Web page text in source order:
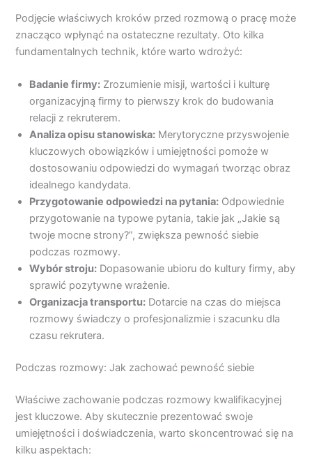
Podjęcie właściwych kroków przed rozmową o pracę może
znacząco wpłynąć na ostateczne rezultaty. Oto kilka
fundamentalnych technik, które warto wdrożyć:
Badanie firmy: Zrozumienie misji, wartości i kulturę
organizacyjną firmy to pierwszy krok do budowania
relacji z rekruterem.
Analiza opisu stanowiska: Merytoryczne przyswojenie
kluczowych obowiązków i umiejętności pomoże w
dostosowaniu odpowiedzi do wymagań tworząc obraz
idealnego kandydata.
Przygotowanie odpowiedzi na pytania: Odpowiednie
przygotowanie na typowe pytania, takie jak „Jakie są
twoje mocne strony?”, zwiększa pewność siebie
podczas rozmowy.
Wybór stroju: Dopasowanie ubioru do kultury firmy, aby
sprawić pozytywne wrażenie.
Organizacja transportu: Dotarcie na czas do miejsca
rozmowy świadczy o profesjonalizmie i szacunku dla
czasu rekrutera.
Podczas rozmowy: Jak zachować pewność siebie
Właściwe zachowanie podczas rozmowy kwalifikacyjnej
jest kluczowe. Aby skutecznie prezentować swoje
umiejętności i doświadczenia, warto skoncentrować się na
kilku aspektach: